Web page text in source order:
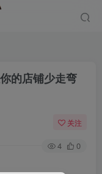
的店铺少走弯
关注
4 0